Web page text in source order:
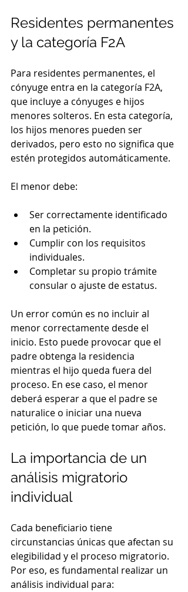
Residentes permanentes
y la categoría F2A
Para residentes permanentes, el
cónyuge entra en la categoría F2A,
que incluye a cónyuges e hijos
menores solteros. En esta categoría,
los hijos menores pueden ser
derivados, pero esto no significa que
estén protegidos automáticamente.
El menor debe:
Ser correctamente identificado
en la petición.
Cumplir con los requisitos
individuales.
Completar su propio trámite
consular o ajuste de estatus.
Un error común es no incluir al
menor correctamente desde el
inicio. Esto puede provocar que el
padre obtenga la residencia
mientras el hijo queda fuera del
proceso. En ese caso, el menor
deberá esperar a que el padre se
naturalice o iniciar una nueva
petición, lo que puede tomar años.
La importancia de un
análisis migratorio
individual
Cada beneficiario tiene
circunstancias únicas que afectan su
elegibilidad y el proceso migratorio.
Por eso, es fundamental realizar un
análisis individual para: